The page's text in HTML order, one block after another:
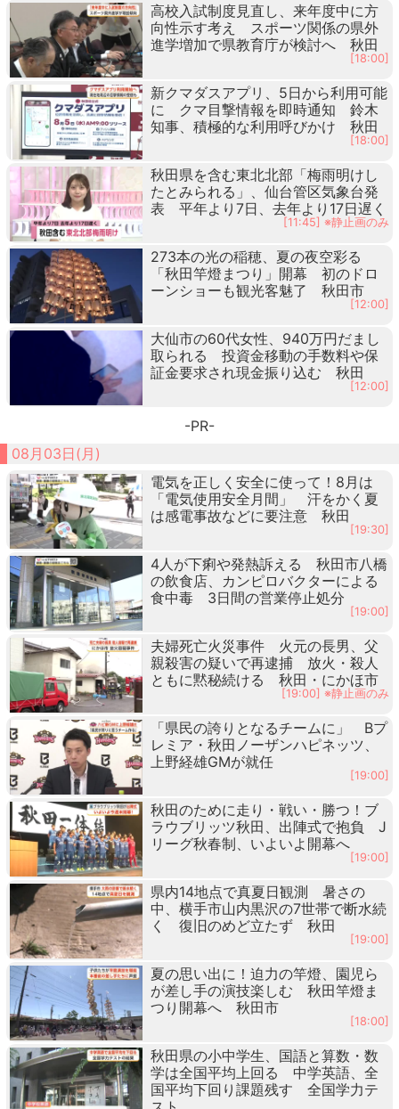
高校入試制度見直し、来年度中に方
向性示す考え スポーツ関係の県外
進学増加で県教育庁が検討へ 秋田
[18:00]
新クマダスアプリ、5日から利用可能
に クマ目撃情報を即時通知 鈴木
知事、積極的な利用呼びかけ 秋田
[18:00]
秋田県を含む東北北部「梅雨明けし
たとみられる」、仙台管区気象台発
表 平年より7日、去年より17日遅く
[11:45] ※静止画のみ
273本の光の稲穂、夏の夜空彩る
「秋田竿燈まつり」開幕 初のドロ
ーンショーも観光客魅了 秋田市
[12:00]
大仙市の60代女性、940万円だまし
取られる 投資金移動の手数料や保
証金要求され現金振り込む 秋田
[12:00]
-PR-
08月03日(月)
電気を正しく安全に使って！8月は
「電気使用安全月間」 汗をかく夏
は感電事故などに要注意 秋田
[19:30]
4人が下痢や発熱訴える 秋田市八橋
の飲食店、カンピロバクターによる
食中毒 3日間の営業停止処分
[19:00]
夫婦死亡火災事件 火元の長男、父
親殺害の疑いで再逮捕 放火・殺人
ともに黙秘続ける 秋田・にかほ市
[19:00] ※静止画のみ
「県民の誇りとなるチームに」 Bプ
レミア・秋田ノーザンハピネッツ、
上野経雄GMが就任
[19:00]
秋田のために走り・戦い・勝つ！ブ
ラウブリッツ秋田、出陣式で抱負 J
リーグ秋春制、いよいよ開幕へ
[19:00]
県内14地点で真夏日観測 暑さの
中、横手市山内黒沢の7世帯で断水続
く 復旧のめど立たず 秋田
[19:00]
夏の思い出に！迫力の竿燈、園児ら
が差し手の演技楽しむ 秋田竿燈ま
つり開幕へ 秋田市
[18:00]
秋田県の小中学生、国語と算数・数
学は全国平均上回る 中学英語、全
国平均下回り課題残す 全国学力テ